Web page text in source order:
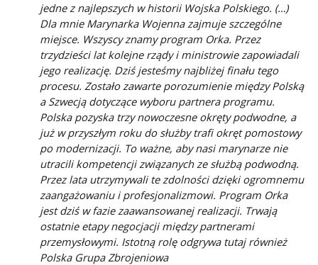
jedne z najlepszych w historii Wojska Polskiego. (…)
Dla mnie Marynarka Wojenna zajmuje szczególne
miejsce. Wszyscy znamy program Orka. Przez
trzydzieści lat kolejne rządy i ministrowie zapowiadali
jego realizację. Dziś jesteśmy najbliżej finału tego
procesu. Zostało zawarte porozumienie między Polską
a Szwecją dotyczące wyboru partnera programu.
Polska pozyska trzy nowoczesne okręty podwodne, a
już w przyszłym roku do służby trafi okręt pomostowy
po modernizacji. To ważne, aby nasi marynarze nie
utracili kompetencji związanych ze służbą podwodną.
Przez lata utrzymywali te zdolności dzięki ogromnemu
zaangażowaniu i profesjonalizmowi. Program Orka
jest dziś w fazie zaawansowanej realizacji. Trwają
ostatnie etapy negocjacji między partnerami
przemysłowymi. Istotną rolę odgrywa tutaj również
Polska Grupa Zbrojeniowa